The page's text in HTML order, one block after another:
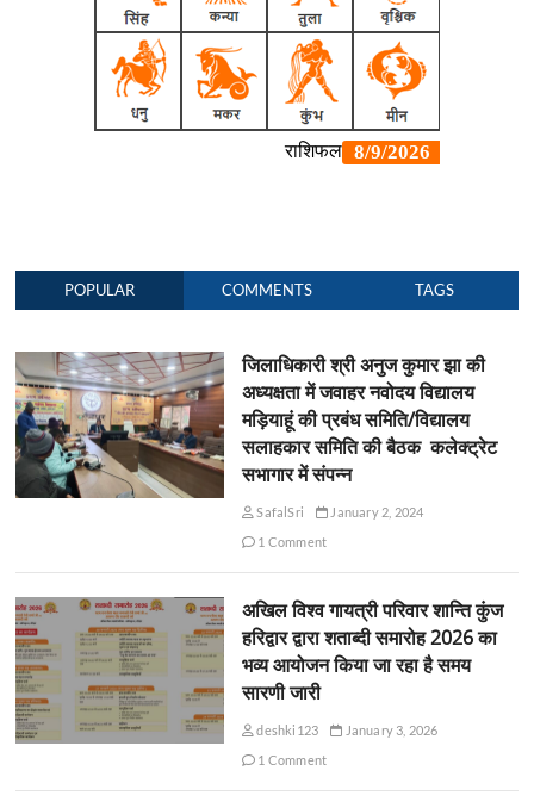
POPULAR COMMENTS TAGS
जिलाधिकारी श्री अनुज कुमार झा की
अध्यक्षता में जवाहर नवोदय विद्यालय
मड़ियाहूं की प्रबंध समिति/विद्यालय
सलाहकार समिति की बैठक कलेक्ट्रेट
सभागार में संपन्न
SafalSri
January 2, 2024
1 Comment
अखिल विश्व गायत्री परिवार शान्ति कुंज
हरिद्वार द्वारा शताब्दी समारोह 2026 का
भव्य आयोजन किया जा रहा है समय
सारणी जारी
deshki123
January 3, 2026
1 Comment